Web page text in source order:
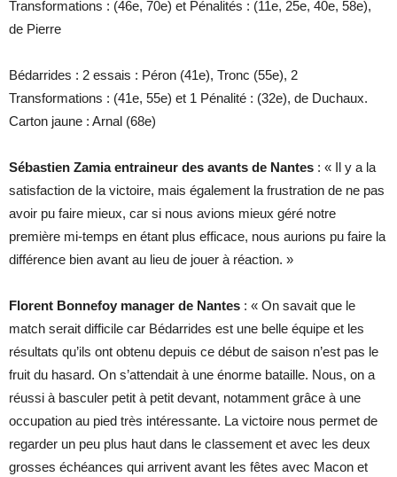
Transformations : (46e, 70e) et Pénalités : (11e, 25e, 40e, 58e),
de Pierre
Bédarrides : 2 essais : Péron (41e), Tronc (55e), 2
Transformations : (41e, 55e) et 1 Pénalité : (32e), de Duchaux.
Carton jaune : Arnal (68e)
Sébastien Zamia entraineur des avants de Nantes : « Il y a la
satisfaction de la victoire, mais également la frustration de ne pas
avoir pu faire mieux, car si nous avions mieux géré notre
première mi-temps en étant plus efficace, nous aurions pu faire la
différence bien avant au lieu de jouer à réaction. »
Florent Bonnefoy manager de Nantes : « On savait que le
match serait difficile car Bédarrides est une belle équipe et les
résultats qu’ils ont obtenu depuis ce début de saison n’est pas le
fruit du hasard. On s’attendait à une énorme bataille. Nous, on a
réussi à basculer petit à petit devant, notamment grâce à une
occupation au pied très intéressante. La victoire nous permet de
regarder un peu plus haut dans le classement et avec les deux
grosses échéances qui arrivent avant les fêtes avec Macon et